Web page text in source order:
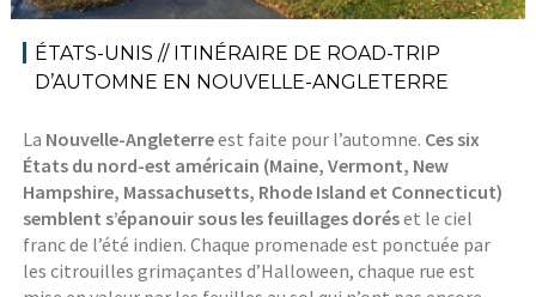
ÉTATS-UNIS // ITINÉRAIRE DE ROAD-TRIP
D’AUTOMNE EN NOUVELLE-ANGLETERRE
La Nouvelle-Angleterreest faite pour l’automne. Ces six
États du nord-est américain (Maine, Vermont, New
Hampshire, Massachusetts, Rhode Island et Connecticut)
semblent s’épanouir sous les feuillages doréset le ciel
franc de l’été indien. Chaque promenade est ponctuée par
les citrouilles grimaçantes d’Halloween, chaque rue est